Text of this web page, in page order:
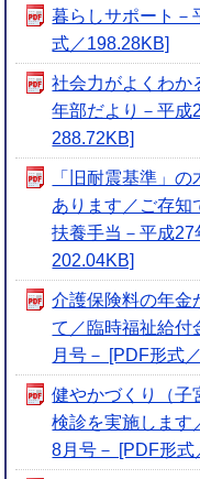
暮らしサポート－
式／198.28KB]
社会力がよくわか
年部だより－平成
288.72KB]
「旧耐震基準」
あります／ご存知
扶養手当－平成
202.04KB]
介護保険料の年金
て／臨時福祉給付
月号－ [PDF形式
健やかづくり（子
検診を実施します
8月号－ [PDF形式